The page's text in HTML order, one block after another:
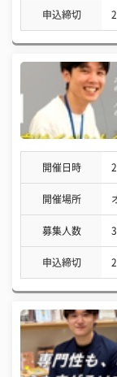
申込締切
開催日時
開催場所
募集人数
申込締切